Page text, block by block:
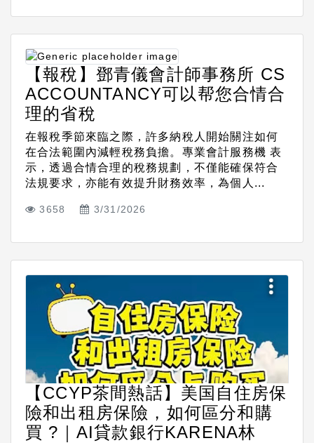
【報稅】鄧青儀會計師事務所 CS
ACCOUNTANCY可以帮您合情合
理的省稅
在報稅季節來臨之際，許多納稅人開始關注如何
在合法範圍內減輕稅務負擔。專業會計服務機 表
示，透過合情合理的稅務規劃，不僅能確保符合
法規要求，亦能有效提升財務效率，為個人...
3658 3/31/2026
【CCYP茶間熱話】美国自住房保
險和出租房保險，如何區分和購
買 ?｜AI貸款銀行KARENA林